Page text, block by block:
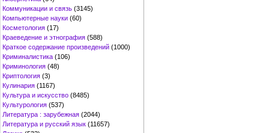
Коммуникации и связь (3145)
Компьютерные науки (60)
Косметология (17)
Краеведение и этнография (588)
Краткое содержание произведений (1000)
Криминалистика (106)
Криминология (48)
Криптология (3)
Кулинария (1167)
Культура и искусство (8485)
Культурология (537)
Литература : зарубежная (2044)
Литература и русский язык (11657)